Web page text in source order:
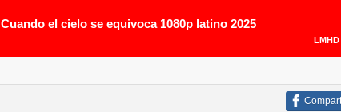
Cuando el cielo se equivoca 1080p latino 2025
LMHD